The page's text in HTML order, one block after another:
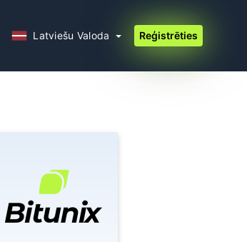
Latviešu Valoda Reģistrēties